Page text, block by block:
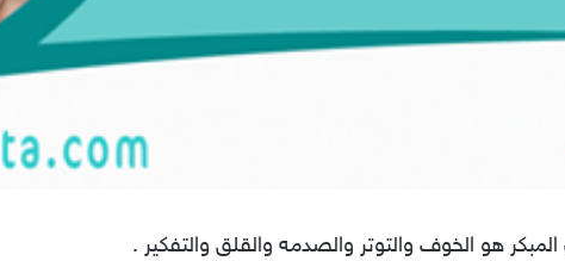
هو الخوف والتوتر والصدمه والقلق والتفكير .